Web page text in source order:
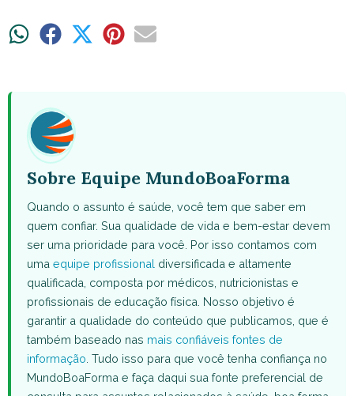
ShareShare ShareShareShare
Sobre Equipe MundoBoaForma
Quando o assunto é saúde, você tem que saber em
quem confiar. Sua qualidade de vida e bem-estar devem
ser uma prioridade para você. Por isso contamos com
uma equipe profissional diversificada e altamente
qualificada, composta por médicos, nutricionistas e
profissionais de educação física. Nosso objetivo é
garantir a qualidade do conteúdo que publicamos, que é
também baseado nas mais confiáveis fontes de
informação . Tudo isso para que você tenha confiança no
MundoBoaForma e faça daqui sua fonte preferencial de